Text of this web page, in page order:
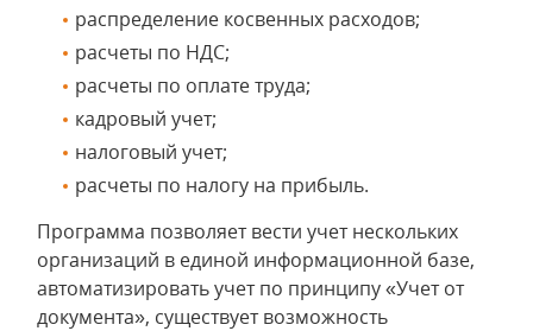
распределение косвенных расходов;
расчеты по НДС;
расчеты по оплате труда;
кадровый учет;
налоговый учет;
расчеты по налогу на прибыль.
Программа позволяет вести учет нескольких
организаций в единой информационной базе,
автоматизировать учет по принципу «Учет от
документа», существует возможность